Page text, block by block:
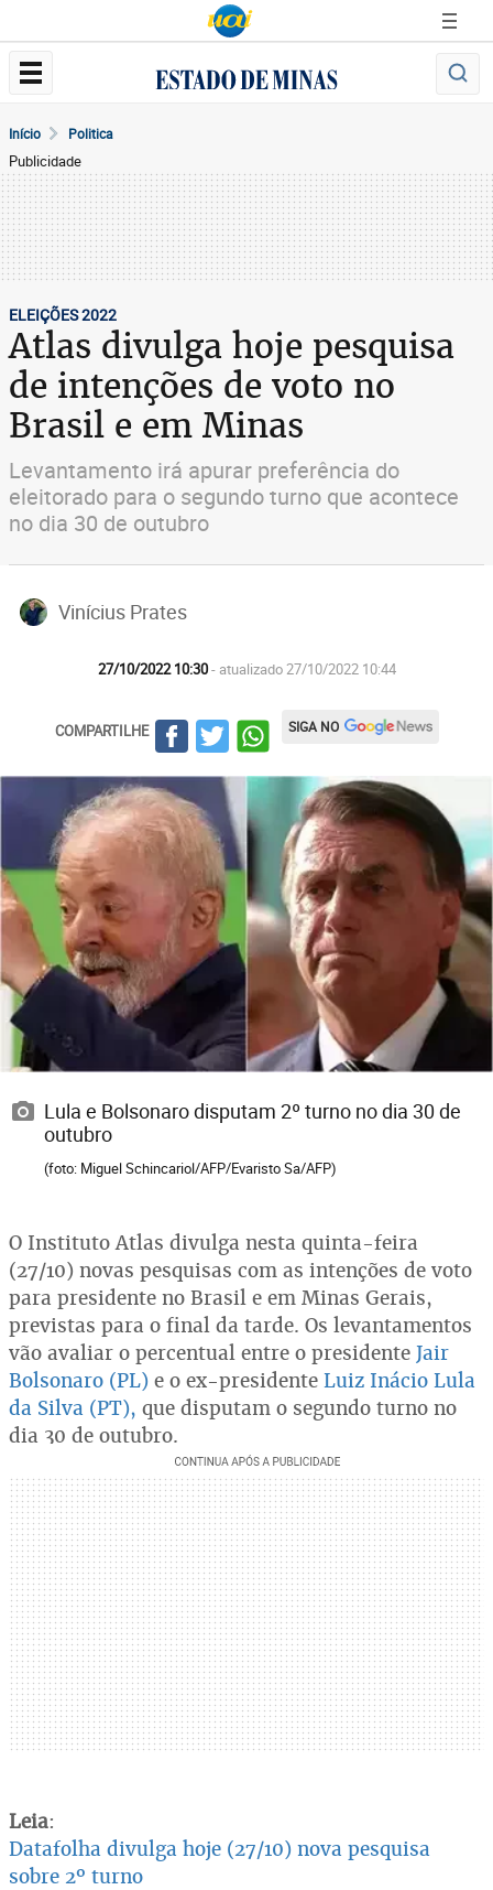
Início Politica
Publicidade
ELEIÇÕES 2022
Atlas divulga hoje pesquisa
de intenções de voto no
Brasil e em Minas
Levantamento irá apurar preferência do
eleitorado para o segundo turno que acontece
no dia 30 de outubro
Vinícius Prates
27/10/2022 10:30- atualizado 27/10/2022 10:44
COMPARTILHE SIGA NO
Lula e Bolsonaro disputam 2º turno no dia 30 de
outubro
(foto: Miguel Schincariol/AFP/Evaristo Sa/AFP)
O Instituto Atlas divulga nesta quinta-feira
(27/10) novas pesquisas com as intenções de voto
para presidente no Brasil e em Minas Gerais,
previstas para o final da tarde. Os levantamentos
vão avaliar o percentual entre o presidente Jair
Bolsonaro (PL) e o ex-presidente Luiz Inácio Lula
da Silva (PT), que disputam o segundo turno no
dia 30 de outubro.
Leia:
Datafolha divulga hoje (27/10) nova pesquisa
sobre 2º turno